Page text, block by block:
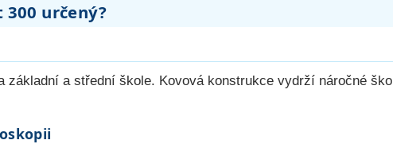
určený?
základní a střední škole. Kovová konstrukce vydrží náročné